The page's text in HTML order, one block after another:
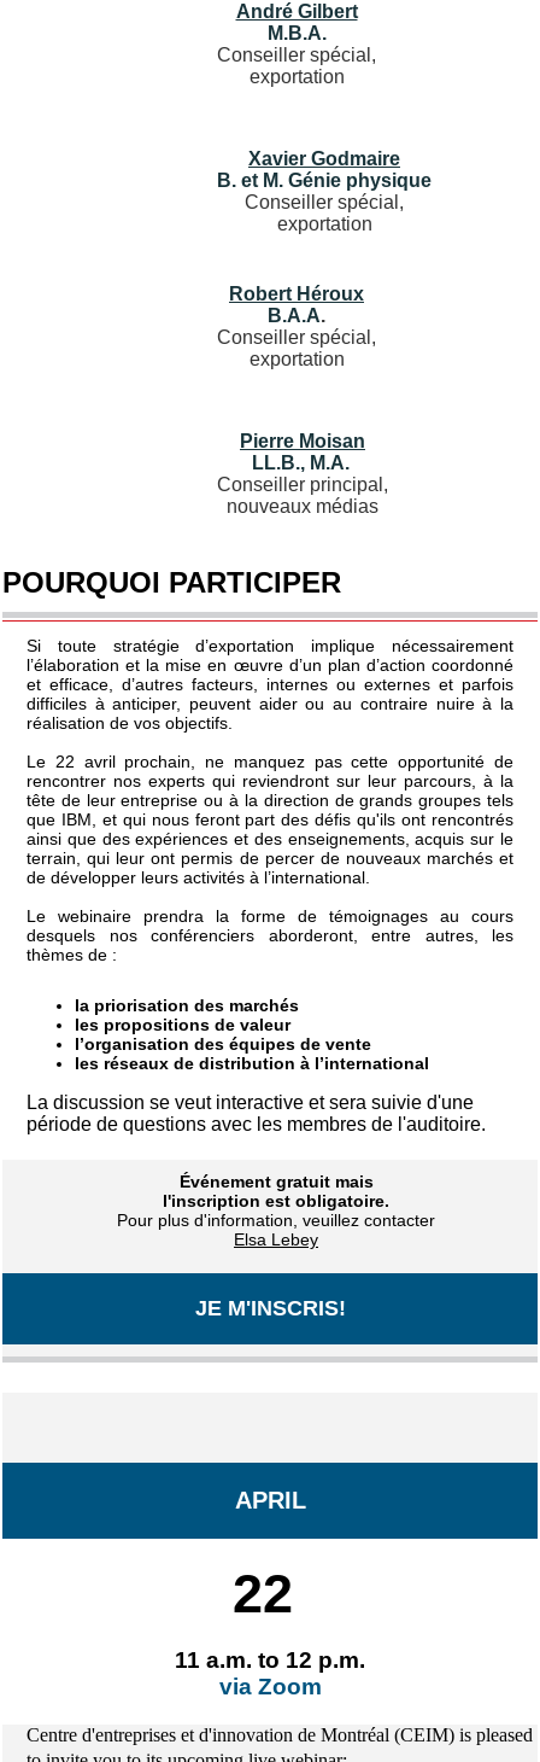
André Gilbert
M.B.A.
Conseiller spécial,
exportation
Xavier Godmaire
B. et M. Génie physique
Conseiller spécial,
exportation
Robert Héroux
B.A.A.
Conseiller spécial,
exportation
Pierre Moisan
LL.B., M.A.
Conseiller principal,
nouveaux médias
POURQUOI PARTICIPER
Si toute stratégie d’exportation implique nécessairement
l’élaboration et la mise en œuvre d’un plan d’action coordonné
et efficace, d’autres facteurs, internes ou externes et parfois
difficiles à anticiper, peuvent aider ou au contraire nuire à la
réalisation de vos objectifs.
Le 22 avril prochain, ne manquez pas cette opportunité de
rencontrer nos experts qui reviendront sur leur parcours, à la
tête de leur entreprise ou à la direction de grands groupes tels
que IBM, et qui nous feront part des défis qu'ils ont rencontrés
ainsi que des expériences et des enseignements, acquis sur le
terrain, qui leur ont permis de percer de nouveaux marchés et
de développer leurs activités à l’international.
Le webinaire prendra la forme de témoignages au cours
desquels nos conférenciers aborderont, entre autres, les
thèmes de :
la priorisation des marchés
les propositions de valeur
l’organisation des équipes de vente
les réseaux de distribution à l’international
La discussion se veut interactive et sera suivie d'une
période de questions avec les membres de l'auditoire.
Événement gratuit mais
l'inscription est obligatoire.
Pour plus d'information, veuillez contacter
Elsa Lebey
JE M'INSCRIS!
APRIL
22
11 a.m. to 12 p.m.
via Zoom
Centre d'entreprises et d'innovation de Montréal (CEIM) is pleased